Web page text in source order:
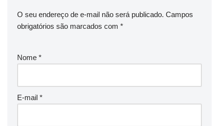
O seu endereço de e-mail não será publicado. Campos
obrigatórios são marcados com *
Nome *
E-mail *